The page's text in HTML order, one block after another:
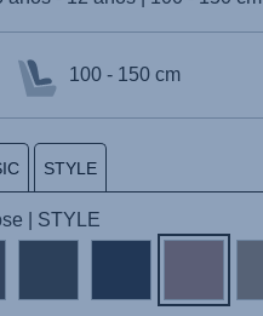
100 - 150 cm
STYLE
| STYLE